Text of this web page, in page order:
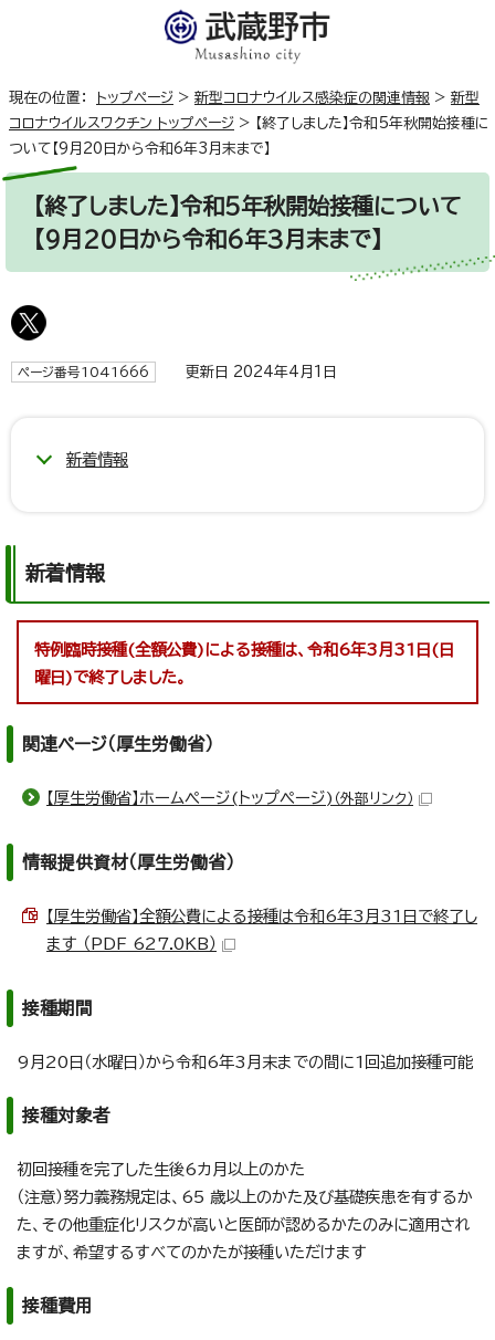
現在の位置： トップページ > 新型コロナウイルス感染症の関連情報 > 新型
コロナウイルスワクチン トップページ >
【終了しました】令和5年秋開始接種に
ついて【9月20日から令和6年3月末まで】
【終了しました】令和5年秋開始接種について
【9月20日から令和6年3月末まで】
ページ番号1041666 更新日 2024年4月1日
新着情報
新着情報
特例臨時接種(全額公費)による接種は、令和6年3月31日(日
曜日)で終了しました。
関連ページ（厚生労働省）
【厚生労働省】ホームページ(トップページ) （外部リンク）
情報提供資材（厚生労働省）
【厚生労働省】全額公費による接種は令和6年3月31日で終了し
ます （PDF 627.0KB）
接種期間
9月20日（水曜日）から令和6年3月末までの間に1回追加接種可能
接種対象者
初回接種を完了した生後6カ月以上のかた
（注意）努力義務規定は、65 歳以上のかた及び基礎疾患を有するか
た、その他重症化リスクが高いと医師が認めるかたのみに適用され
ますが、希望するすべてのかたが接種いただけます
接種費用